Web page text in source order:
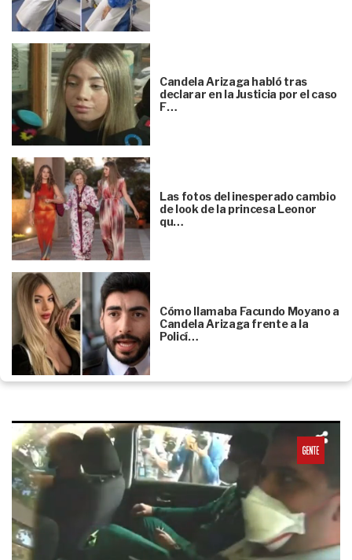
Candela Arizaga habló tras
declarar en la Justicia por el caso
F…
Las fotos del inesperado cambio
de look de la princesa Leonor
qu…
Cómo llamaba Facundo Moyano a
Candela Arizaga frente a la
Policí…